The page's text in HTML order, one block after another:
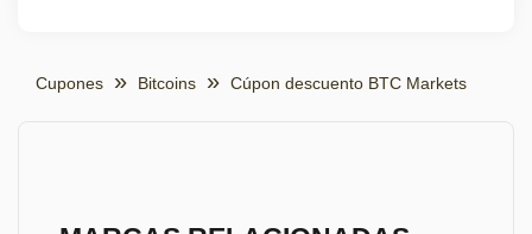
Cupones Bitcoins Cúpon descuento BTC Markets